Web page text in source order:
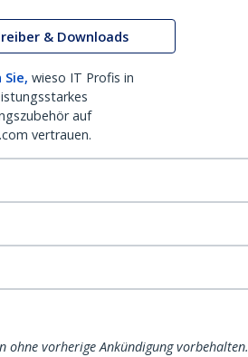
& Downloads
wieso IT Profis in
auf
vertrauen.
ohne vorherige Ankündigung vorbehalten.